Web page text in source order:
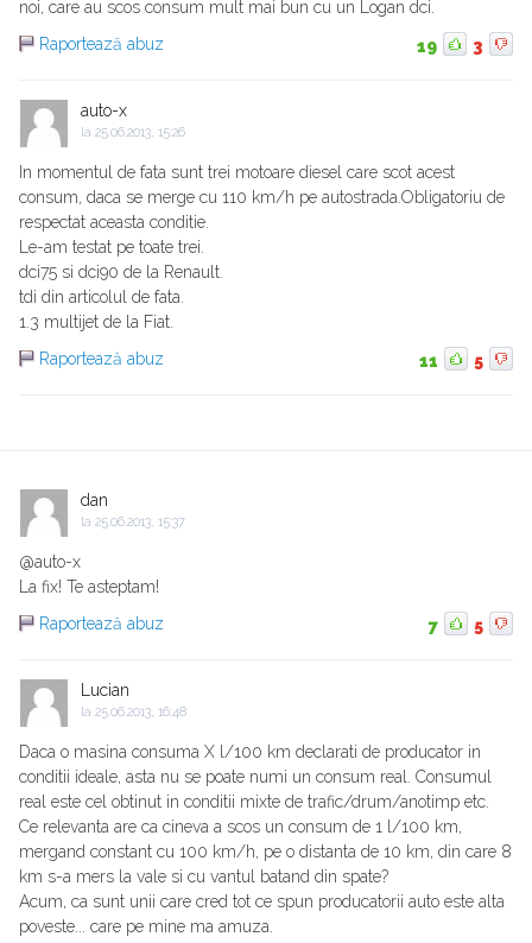
noi, care au scos consum mult mai bun cu un Logan dci.
Raportează abuz
19 3
auto-x
la 25.06.2013, 15:26
In momentul de fata sunt trei motoare diesel care scot acest
consum, daca se merge cu 110 km/h pe autostrada.Obligatoriu de
respectat aceasta conditie.
Le-am testat pe toate trei.
dci75 si dci90 de la Renault.
tdi din articolul de fata.
1.3 multijet de la Fiat.
Raportează abuz
11 5
dan
la 25.06.2013, 15:37
@auto-x
La fix! Te asteptam!
Raportează abuz
7 5
Lucian
la 25.06.2013, 16:48
Daca o masina consuma X l/100 km declarati de producator in
conditii ideale, asta nu se poate numi un consum real. Consumul
real este cel obtinut in conditii mixte de trafic/drum/anotimp etc.
Ce relevanta are ca cineva a scos un consum de 1 l/100 km,
mergand constant cu 100 km/h, pe o distanta de 10 km, din care 8
km s-a mers la vale si cu vantul batand din spate?
Acum, ca sunt unii care cred tot ce spun producatorii auto este alta
poveste... care pe mine ma amuza.